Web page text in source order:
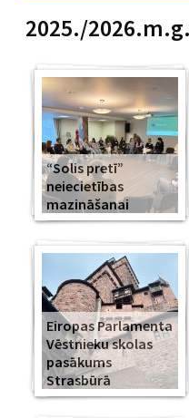
2025./2026.m.g.
“Solis pretī”
neiecietības
mazināšanai
Eiropas Parlamenta
Vēstnieku skolas
pasākums
Strasbūrā